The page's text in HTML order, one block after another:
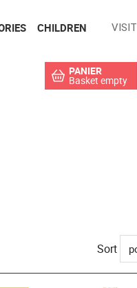
PANIER
Basket empty
CHILDREN VISIT
Sort